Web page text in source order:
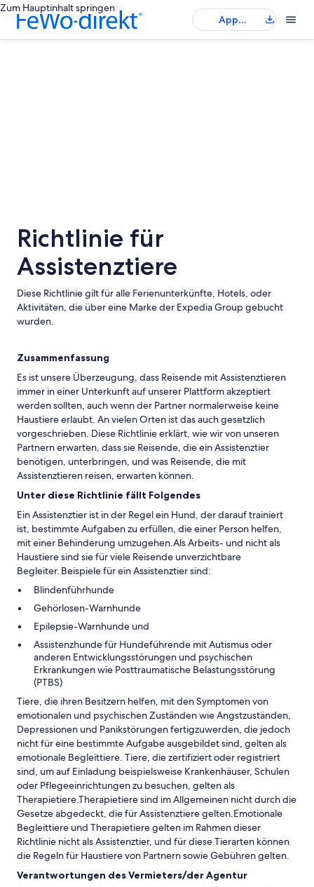
Zum Hauptinhalt springen
App
herunterladen
Richtlinie für
Assistenztiere
Diese Richtlinie gilt für alle Ferienunterkünfte, Hotels, oder
Aktivitäten, die über eine Marke der Expedia Group gebucht
wurden.
Zusammenfassung
Es ist unsere Überzeugung, dass Reisende mit Assistenztieren
immer in einer Unterkunft auf unserer Plattform akzeptiert
werden sollten, auch wenn der Partner normalerweise keine
Haustiere erlaubt. An vielen Orten ist das auch gesetzlich
vorgeschrieben. Diese Richtlinie erklärt, wie wir von unseren
Partnern erwarten, dass sie Reisende, die ein Assistenztier
benötigen, unterbringen, und was Reisende, die mit
Assistenztieren reisen, erwarten können.
Unter diese Richtlinie fällt Folgendes
Ein Assistenztier ist in der Regel ein Hund, der darauf trainiert
ist, bestimmte Aufgaben zu erfüllen, die einer Person helfen,
mit einer Behinderung umzugehen.Als Arbeits- und nicht als
Haustiere sind sie für viele Reisende unverzichtbare
Begleiter. Beispiele für ein Assistenztier sind:
Blindenführhunde
Gehörlosen-Warnhunde
Epilepsie-Warnhunde und
Assistenzhunde für Hundeführende mit Autismus oder
anderen Entwicklungsstörungen und psychischen
Erkrankungen wie Posttraumatische Belastungsstörung
(PTBS)
Tiere, die ihren Besitzern helfen, mit den Symptomen von
emotionalen und psychischen Zuständen wie Angstzuständen,
Depressionen und Panikstörungen fertigzuwerden, die jedoch
nicht für eine bestimmte Aufgabe ausgebildet sind, gelten als
emotionale Begleittiere. Tiere, die zertifiziert oder registriert
sind, um auf Einladung beispielsweise Krankenhäuser, Schulen
oder Pflegeeinrichtungen zu besuchen, gelten als
Therapietiere.Therapietiere sind im Allgemeinen nicht durch die
Gesetze abgedeckt, die für Assistenztiere gelten.Emotionale
Begleittiere und Therapietiere gelten im Rahmen dieser
Richtlinie nicht als Assistenztier, und für diese Tierarten können
die Regeln für Haustiere von Partnern sowie Gebühren gelten.
Verantwortungen des Vermieters/der Agentur